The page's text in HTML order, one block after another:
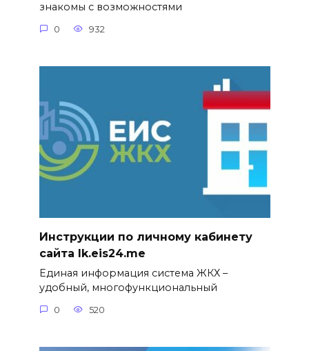
знакомы с возможностями
0 932
Инструкции по личному кабинету
сайта lk.eis24.me
Единая информация система ЖКХ –
удобный, многофункциональный
0 520